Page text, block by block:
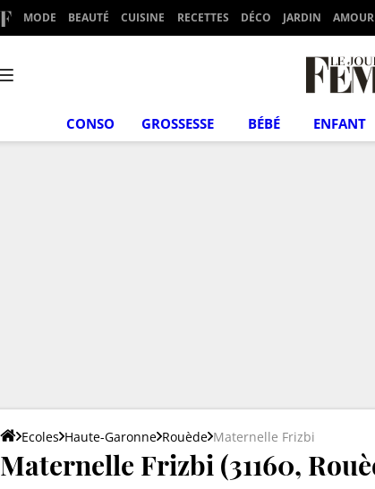
MODE BEAUTÉ CUISINE RECETTES DÉCO JARDIN AMOUR
CONSO GROSSESSE BÉBÉ ENFANT
Ecoles Haute-Garonne Rouède Maternelle Frizbi
Maternelle Frizbi (31160,